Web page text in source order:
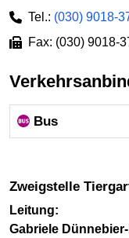
Tel.: (030) 9018-
Fax: (030) 9018-
Bus
Zweigstelle
Leitung:
Gabriele